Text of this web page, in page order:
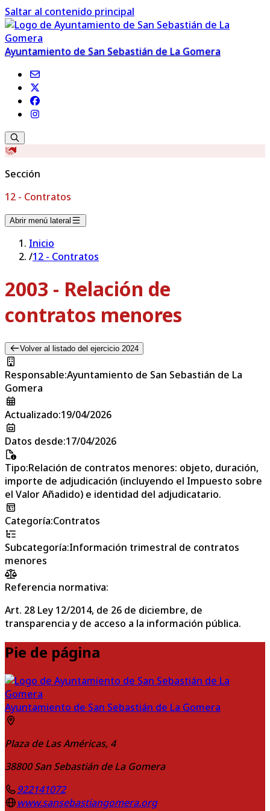
Saltar al contenido principal
Ayuntamiento de San Sebastián de La Gomera
Sección
12 - Contratos
Abrir menú lateral
Inicio
/12 - Contratos
2003 - Relación de
contratos menores
Volver al listado del ejercicio 2024
Responsable:Ayuntamiento de San Sebastián de La
Gomera
Actualizado:19/04/2026
Datos desde:17/04/2026
Tipo:Relación de contratos menores: objeto, duración,
importe de adjudicación (incluyendo el Impuesto sobre
el Valor Añadido) e identidad del adjudicatario.
Categoría:Contratos
Subcategoría:Información trimestral de contratos
menores
Referencia normativa:
Art. 28 Ley 12/2014, de 26 de diciembre, de
transparencia y de acceso a la información pública.
Pie de página
Ayuntamiento de San Sebastián de La Gomera
Plaza de Las Américas, 4
38800 San Sebastián de La Gomera
922141072
www.sansebastiangomera.org